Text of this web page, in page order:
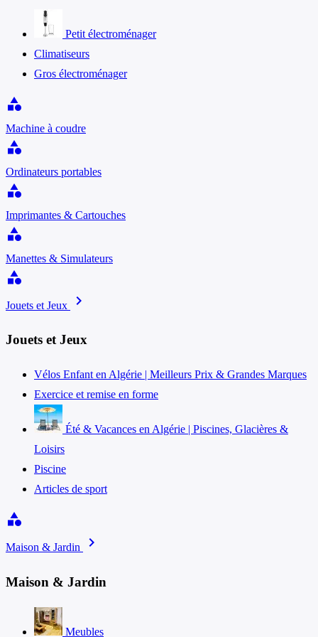
Petit électroménager
Climatiseurs
Gros électroménager
category
Machine à coudre
category
Ordinateurs portables
category
Imprimantes & Cartouches
category
Manettes & Simulateurs
category
Jouets et Jeux chevron_right
Jouets et Jeux
Vélos Enfant en Algérie | Meilleurs Prix & Grandes Marques
Exercice et remise en forme
Été & Vacances en Algérie | Piscines, Glacières &
Loisirs
Piscine
Articles de sport
category
Maison & Jardin chevron_right
Maison & Jardin
Meubles